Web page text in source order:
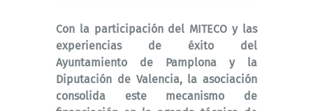
Con la participación del MITECO y las
experiencias de éxito del
Ayuntamiento de Pamplona y la
Diputación de Valencia, la asociación
consolida este mecanismo de